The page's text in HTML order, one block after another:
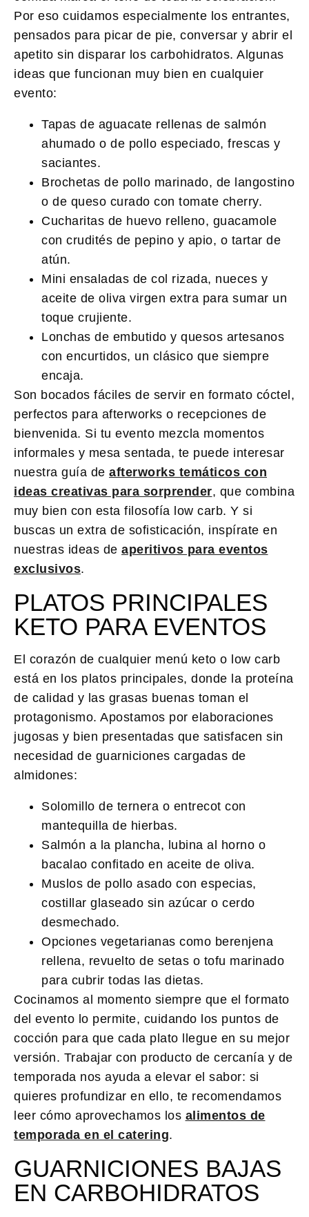
Por eso cuidamos especialmente los entrantes,
pensados para picar de pie, conversar y abrir el
apetito sin disparar los carbohidratos. Algunas
ideas que funcionan muy bien en cualquier
evento:
Tapas de aguacate rellenas de salmón
ahumado o de pollo especiado, frescas y
saciantes.
Brochetas de pollo marinado, de langostino
o de queso curado con tomate cherry.
Cucharitas de huevo relleno, guacamole
con crudités de pepino y apio, o tartar de
atún.
Mini ensaladas de col rizada, nueces y
aceite de oliva virgen extra para sumar un
toque crujiente.
Lonchas de embutido y quesos artesanos
con encurtidos, un clásico que siempre
encaja.
Son bocados fáciles de servir en formato cóctel,
perfectos para afterworks o recepciones de
bienvenida. Si tu evento mezcla momentos
informales y mesa sentada, te puede interesar
nuestra guía de afterworks temáticos con
ideas creativas para sorprender, que combina
muy bien con esta filosofía low carb. Y si
buscas un extra de sofisticación, inspírate en
nuestras ideas de aperitivos para eventos
exclusivos.
PLATOS PRINCIPALES
KETO PARA EVENTOS
El corazón de cualquier menú keto o low carb
está en los platos principales, donde la proteína
de calidad y las grasas buenas toman el
protagonismo. Apostamos por elaboraciones
jugosas y bien presentadas que satisfacen sin
necesidad de guarniciones cargadas de
almidones:
Solomillo de ternera o entrecot con
mantequilla de hierbas.
Salmón a la plancha, lubina al horno o
bacalao confitado en aceite de oliva.
Muslos de pollo asado con especias,
costillar glaseado sin azúcar o cerdo
desmechado.
Opciones vegetarianas como berenjena
rellena, revuelto de setas o tofu marinado
para cubrir todas las dietas.
Cocinamos al momento siempre que el formato
del evento lo permite, cuidando los puntos de
cocción para que cada plato llegue en su mejor
versión. Trabajar con producto de cercanía y de
temporada nos ayuda a elevar el sabor: si
quieres profundizar en ello, te recomendamos
leer cómo aprovechamos los alimentos de
temporada en el catering.
GUARNICIONES BAJAS
EN CARBOHIDRATOS